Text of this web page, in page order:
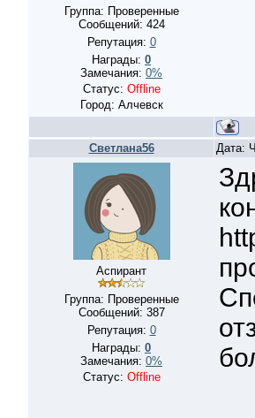
Группа: Проверенные
Сообщений: 424
Репутация: 0
Награды: 0
Замечания: 0%
Статус: Offline
Город: Алчевск
Светлана56 Дата:
Аспирант
Группа: Проверенные
Сообщений: 387
Репутация: 0
Награды: 0
Замечания: 0%
Статус: Offline